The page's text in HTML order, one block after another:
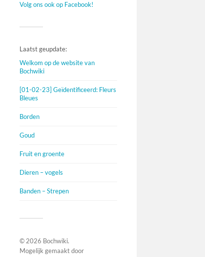
Volg ons ook op Facebook!
Laatst geupdate:
Welkom op de website van
Bochwiki
[01-02-23] Geïdentificeerd: Fleurs
Bleues
Borden
Goud
Fruit en groente
Dieren – vogels
Banden – Strepen
© 2026 Bochwiki.
Mogelijk gemaakt door